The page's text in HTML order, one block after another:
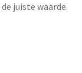
juiste waarde.